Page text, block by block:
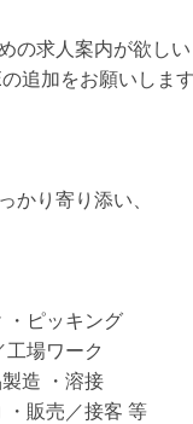
の求人案内が欲し
追加をお願いしま
かり寄り添い、
・ピッキング
工場ワーク
造 ・溶接
・販売／接客 等